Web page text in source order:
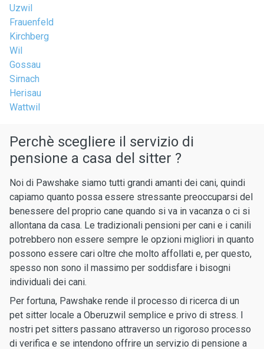
Uzwil
Frauenfeld
Kirchberg
Wil
Gossau
Sirnach
Herisau
Wattwil
Perchè scegliere il servizio di
pensione a casa del sitter ?
Noi di Pawshake siamo tutti grandi amanti dei cani, quindi
capiamo quanto possa essere stressante preoccuparsi del
benessere del proprio cane quando si va in vacanza o ci si
allontana da casa. Le tradizionali pensioni per cani e i canili
potrebbero non essere sempre le opzioni migliori in quanto
possono essere cari oltre che molto affollati e, per questo,
spesso non sono il massimo per soddisfare i bisogni
individuali dei cani.
Per fortuna, Pawshake rende il processo di ricerca di un
pet sitter locale a Oberuzwil semplice e privo di stress. I
nostri pet sitters passano attraverso un rigoroso processo
di verifica e se intendono offrire un servizio di pensione a